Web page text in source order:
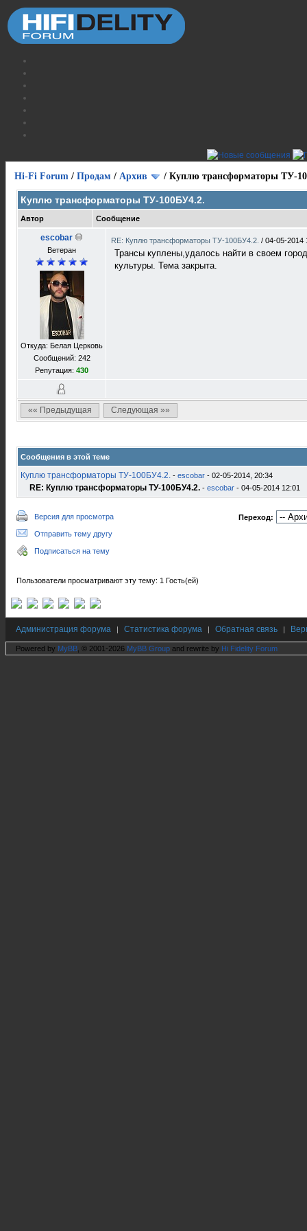
Hi-Fi Forum / Продам / Архив / Куплю трансформаторы ТУ-
Куплю трансформаторы ТУ-100БУ4.2.
Автор Сообщение
escobar
Ветеран
Откуда: Белая Церковь
Сообщений: 242
Репутация: 430
RE: Куплю трансформаторы ТУ-100БУ4.2. / 04-05-2014
Трансы куплены,удалось найти в своем
культуры. Тема закрыта.
«« Предыдущая Следующая »»
Сообщения в этой теме
Куплю трансформаторы ТУ-100БУ4.2. - escobar - 02-05-2014, 20:34
RE: Куплю трансформаторы ТУ-100БУ4.2. - escobar - 04-05-2014 12:01
Версия для просмотра
Отправить тему другу
Подписаться на тему
Переход:
Пользователи просматривают эту тему: 1 Гость(ей)
Администрация форума | Статистика форума | Обратная связь |
Powered by MyBB , © 2001-2026 MyBB Group and rewrite by Hi Fidelity Forum